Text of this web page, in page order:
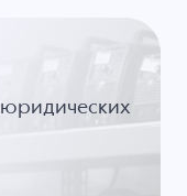
юридических